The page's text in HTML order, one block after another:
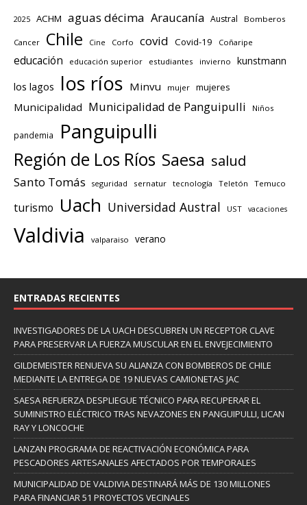
2025 ACHM aguas décima Araucanía Austral Bomberos
Cancer Chile Cine Corfo covid Covid-19 Coñaripe
educación educación superior estudiantes invierno kunstmann
los lagos los ríos Minvu mujer mujeres
Municipalidad Municipalidad de Panguipulli Niños
pandemia Panguipulli
Región de Los Ríos Saesa salud
Santo Tomás seguridad sernatur tecnología Teletón Temuco
turismo Uach Universidad Austral UST vacaciones
Valdivia valparaiso verano
ENTRADAS RECIENTES
INVESTIGADORES DE LA UACH DESCUBREN UN RECEPTOR CLAVE
PARA PRESERVAR LA FUERZA MUSCULAR EN EL ENVEJECIMIENTO
GILDEMEISTER RENUEVA SU ALIANZA CON BOMBEROS DE CHILE
MEDIANTE LA ENTREGA DE 19 NUEVAS CAMIONETAS JAC
SAESA REFUERZA DESPLIEGUE TÉCNICO PARA RECUPERAR EL
SUMINISTRO ELÉCTRICO TRAS NEVAZONES EN PANGUIPULLI, LICAN
RAY Y LONCOCHE
LANZAN PROGRAMA DE REACTIVACIÓN ECONÓMICA PARA
PESCADORES ARTESANALES AFECTADOS POR TEMPORALES
MUNICIPALIDAD DE VALDIVIA DESTINARÁ MÁS DE 130 MILLONES
PARA FINANCIAR 51 PROYECTOS VECINALES